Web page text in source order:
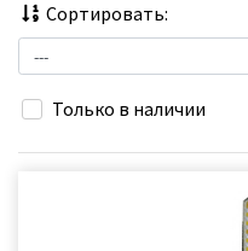
Сортировать:
Только в наличии